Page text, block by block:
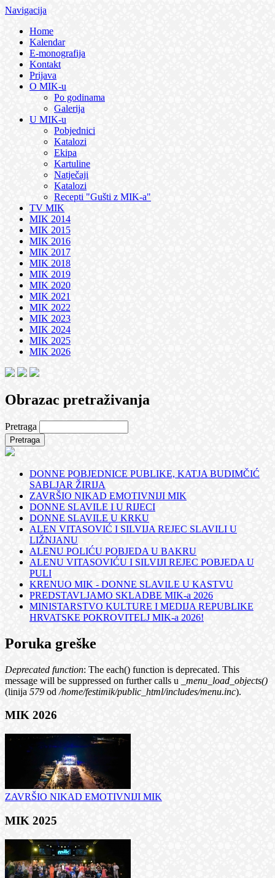
Navigacija
Home
Kalendar
E-monografija
Kontakt
Prijava
O MIK-u
Po godinama
Galerija
U MIK-u
Pobjednici
Katalozi
Ekipa
Kartuline
Natječaji
Katalozi
Recepti "Gušti z MIK-a"
TV MIK
MIK 2014
MIK 2015
MIK 2016
MIK 2017
MIK 2018
MIK 2019
MIK 2020
MIK 2021
MIK 2022
MIK 2023
MIK 2024
MIK 2025
MIK 2026
Obrazac pretraživanja
Pretraga
DONNE POBJEDNICE PUBLIKE, KATJA BUDIMČIĆ
SABLJAR ŽIRIJA
ZAVRŠIO NIKAD EMOTIVNIJI MIK
DONNE SLAVILE I U RIJECI
DONNE SLAVILE U KRKU
ALEN VITASOVIĆ I SILVIJA REJEC SLAVILI U
LIŽNJANU
ALENU POLIĆU POBJEDA U BAKRU
ALENU VITASOVIĆU I SILVIJI REJEC POBJEDA U
PULI
KRENUO MIK - DONNE SLAVILE U KASTVU
PREDSTAVLJAMO SKLADBE MIK-a 2026
MINISTARSTVO KULTURE I MEDIJA REPUBLIKE
HRVATSKE POKROVITELJ MIK-a 2026!
Poruka greške
Deprecated function: The each() function is deprecated. This
message will be suppressed on further calls u
_menu_load_objects()
(linija 579 od/home/festimik/public_html/includes/menu.inc).
MIK 2026
ZAVRŠIO NIKAD EMOTIVNIJI MIK
MIK 2025